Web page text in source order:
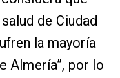
de Ciudad
la mayoría
Almería”, por lo